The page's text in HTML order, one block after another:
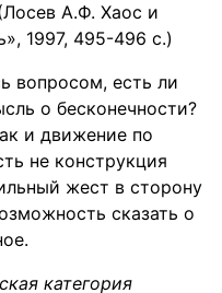
А.Ф. Хаос и
1997, 495-496 с.)
вопросом, есть ли
о бесконечности?
и движение по
не конструкция
жест в сторону
сказать о
категория